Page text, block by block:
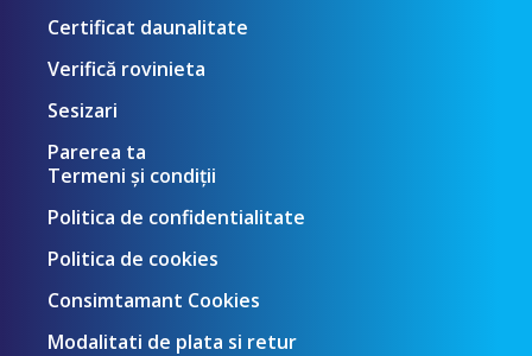
Certificat daunalitate
Verifică rovinieta
Sesizari
Parerea ta
Termeni și condiții
Politica de confidentialitate
Politica de cookies
Consimtamant Cookies
Modalitati de plata si retur